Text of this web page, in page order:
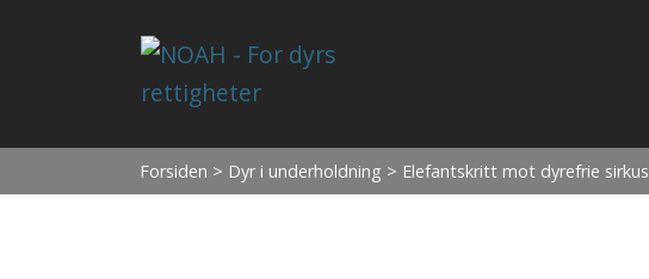
Forsiden > Dyr i underholdning > Elefantskritt mot dyrefrie sirkus